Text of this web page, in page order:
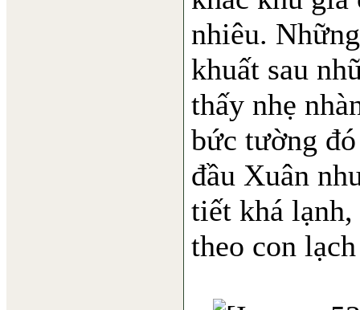
nhiêu.
khuất sau
thấy nhẹ
bức tường
đầu Xuân
tiết khá
theo con